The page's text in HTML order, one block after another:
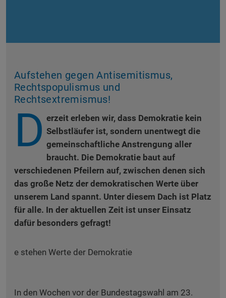
Aufstehen gegen Antisemitismus,
Rechtspopulismus und
Rechtsextremismus!
D erzeit erleben wir, dass Demokratie kein
Selbstläufer ist, sondern unentwegt die
gemeinschaftliche Anstrengung aller
braucht. Die Demokratie baut auf
verschiedenen Pfeilern auf, zwischen denen sich
das große Netz der demokratischen Werte über
unserem Land spannt. Unter diesem Dach ist Platz
für alle. In der aktuellen Zeit ist unser Einsatz
dafür besonders gefragt!
In den Wochen vor der Bundestagswahl am 23.